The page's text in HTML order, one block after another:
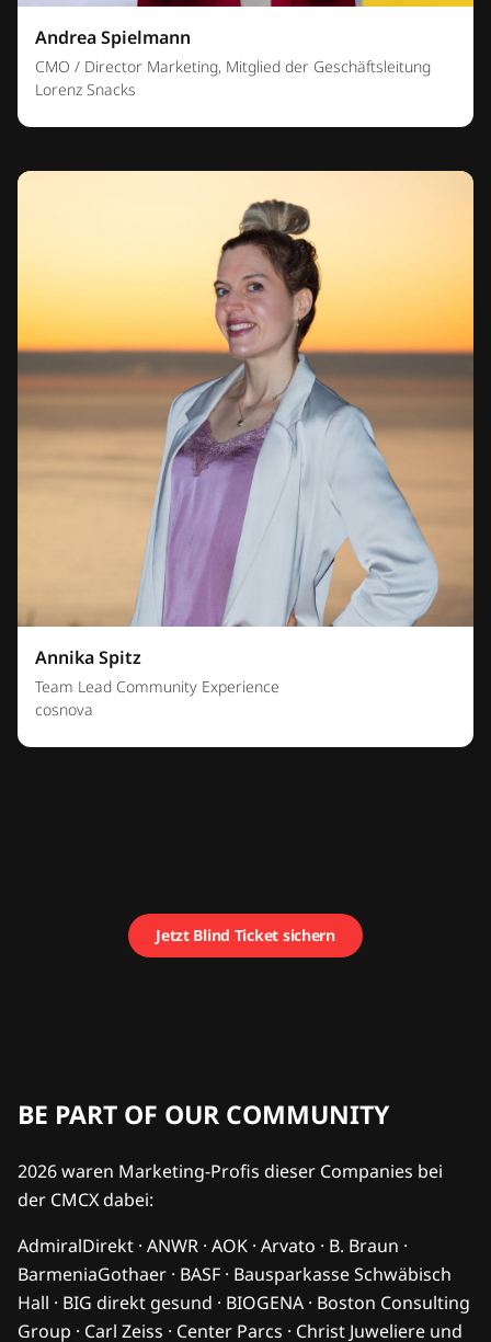
Andrea Spielmann
CMO / Director Marketing, Mitglied der Geschäftsleitung
Lorenz Snacks
Annika Spitz
Team Lead Community Experience
cosnova
Jetzt Blind Ticket sichern
BE PART OF OUR COMMUNITY
2026 waren Marketing-Profis dieser Companies bei
der CMCX dabei:
AdmiralDirekt · ANWR · AOK · Arvato · B. Braun ·
BarmeniaGothaer · BASF · Bausparkasse Schwäbisch
Hall · BIG direkt gesund · BIOGENA · Boston Consulting
Group · Carl Zeiss · Center Parcs · Christ Juweliere und